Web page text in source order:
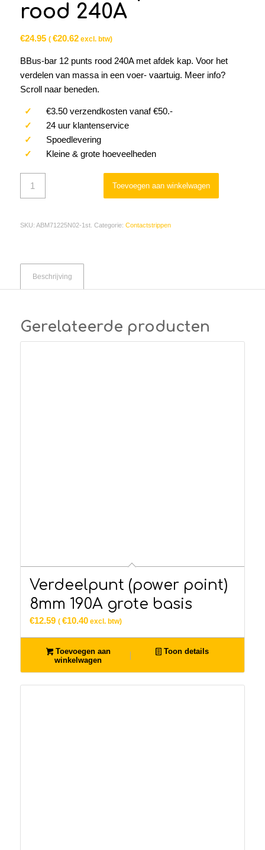
rood 240A
€24.95 ( €20.62excl. btw)
BBus-bar 12 punts rood 240A met afdek kap. Voor het
verdelen van massa in een voer- vaartuig. Meer info?
Scroll naar beneden.
✓ €3.50 verzendkosten vanaf €50.-
✓ 24 uur klantenservice
✓ Spoedlevering
✓ Kleine & grote hoeveelheden
Toevoegen aan winkelwagen
SKU: ABM71225N02-1st. Categorie: Contactstrippen
Beschrijving
Gerelateerde producten
Verdeelpunt (power point)
8mm 190A grote basis
€12.59 ( €10.40excl. btw)
Toevoegen aan
winkelwagen
Toon details